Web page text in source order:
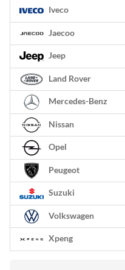
Iveco
Jaecoo
Jeep
Land Rover
Mercedes-Benz
Nissan
Opel
Peugeot
Suzuki
Volkswagen
Xpeng